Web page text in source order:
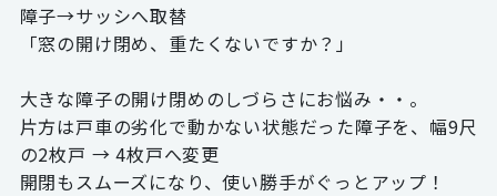
障子→サッシへ取替
「窓の開け閉め、重たくないですか？」
大きな障子の開け閉めのしづらさにお悩み・・。
片方は戸車の劣化で動かない状態だった障子を、幅9尺
の2枚戸 → 4枚戸へ変更
開閉もスムーズになり、使い勝手がぐっとアップ！